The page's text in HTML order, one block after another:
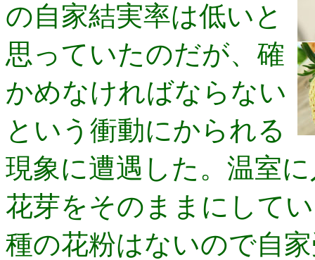
の自家結実率は低いと
思っていたのだが、確
かめなければならない
という衝動にかられる
現象に遭遇した。温室
花芽をそのままにして
種の花粉はないので自